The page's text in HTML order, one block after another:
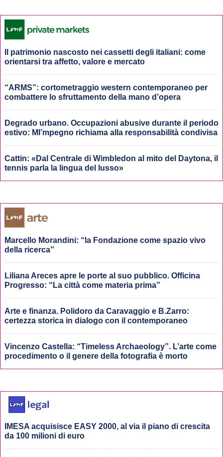
Il patrimonio nascosto nei cassetti degli italiani: come
orientarsi tra affetto, valore e mercato
“ARMS”: cortometraggio western contemporaneo per
combattere lo sfruttamento della mano d’opera
Degrado urbano. Occupazioni abusive durante il periodo
estivo: MI’mpegno richiama alla responsabilità condivisa
Cattin: «Dal Centrale di Wimbledon al mito del Daytona, il
tennis parla la lingua del lusso»
Marcello Morandini: “la Fondazione come spazio vivo
della ricerca”
Liliana Areces apre le porte al suo pubblico. Officina
Progresso: “La città come materia prima”
Arte e finanza. Polidoro da Caravaggio e B.Zarro:
certezza storica in dialogo con il contemporaneo
Vincenzo Castella: “Timeless Archaeology”. L’arte come
procedimento o il genere della fotografia è morto
IMESA acquisisce EASY 2000, al via il piano di crescita
da 100 milioni di euro